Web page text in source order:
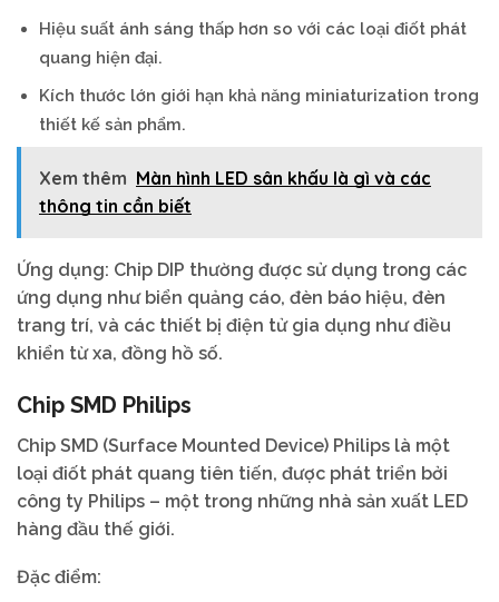
Hiệu suất ánh sáng thấp hơn so với các loại điốt phát
quang hiện đại.
Kích thước lớn giới hạn khả năng miniaturization trong
thiết kế sản phẩm.
Xem thêm Màn hình LED sân khấu là gì và các
thông tin cần biết
Ứng dụng: Chip DIP thường được sử dụng trong các
ứng dụng như biển quảng cáo, đèn báo hiệu, đèn
trang trí, và các thiết bị điện tử gia dụng như điều
khiển từ xa, đồng hồ số.
Chip SMD Philips
Chip SMD (Surface Mounted Device) Philips là một
loại điốt phát quang tiên tiến, được phát triển bởi
công ty Philips – một trong những nhà sản xuất LED
hàng đầu thế giới.
Đặc điểm: